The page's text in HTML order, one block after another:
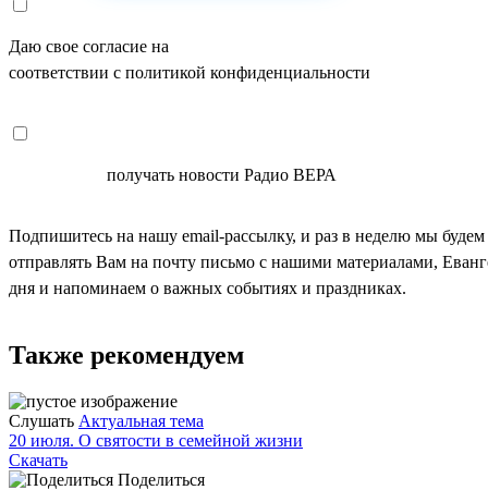
Даю свое согласие на
соответствии с политикой конфиденциальности
получать новости Радио ВЕРА
Подпишитесь на нашу email-рассылку, и раз в неделю мы будем
отправлять Вам на почту письмо с нашими материалами,
дня и напоминаем о важных событиях и праздниках.
Также рекомендуем
Слушать Актуальная тема
20 июля. О святости в семейной жизни
Скачать
Поделиться